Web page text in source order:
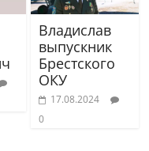
Владислав
выпускник
Брестского
ОКУ
17.08.2024
0